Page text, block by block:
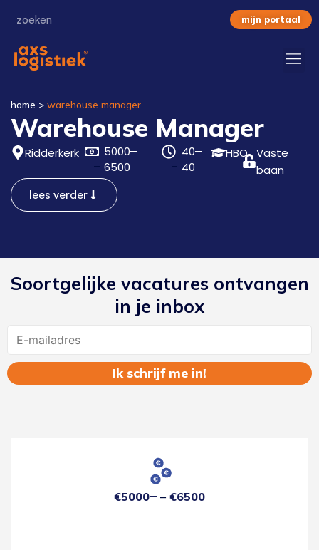
mijn portaal
home > warehouse manager
Warehouse Manager
Ridderkerk
5000
6500
40
40
HBO
Vaste
baan
lees verder
Soortgelijke vacatures ontvangen
in je inbox
€5000 €6500